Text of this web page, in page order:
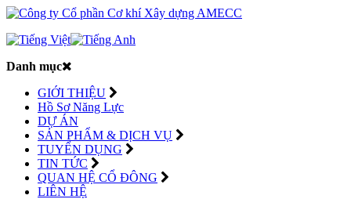
Danh mục
GIỚI THIỆU
Hồ Sơ Năng Lực
DỰ ÁN
SẢN PHẨM & DỊCH VỤ
TUYỂN DỤNG
TIN TỨC
QUAN HỆ CỔ ĐÔNG
LIÊN HỆ